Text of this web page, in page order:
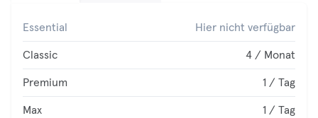
Essential Hier nicht verfügbar
Classic 4 / Monat
Premium 1 / Tag
Max 1 / Tag